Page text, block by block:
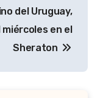
del Uruguay,
miércoles en el
Sheraton